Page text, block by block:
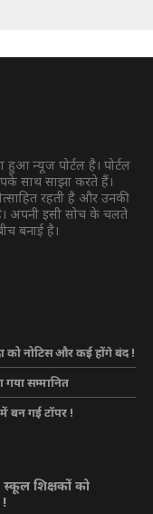
हुआ न्यूज पोर्टल है। पोर्टल
साथ साझा करते हैं।
रहती है और उनकी
अपनी इसी सोच के चलते
बनाई है।
को नोटिस और कई होंगे बंद !
गया सम्मानित
बन गई टॉपर !
शिक्षकों को